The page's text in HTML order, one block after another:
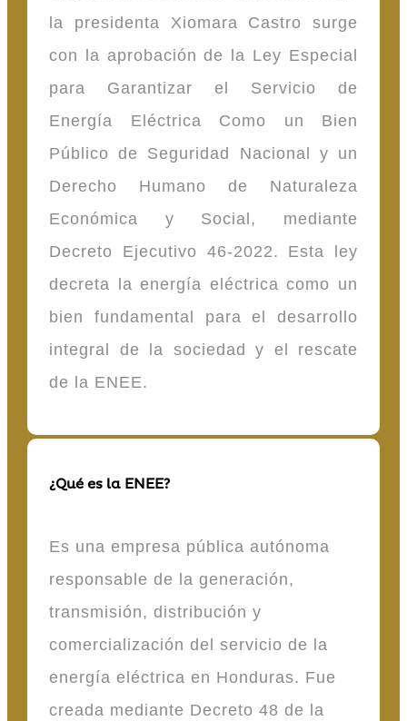
la presidenta Xiomara Castro surge
con la aprobación de la Ley Especial
para Garantizar el Servicio de
Energía Eléctrica Como un Bien
Público de Seguridad Nacional y un
Derecho Humano de Naturaleza
Económica y Social, mediante
Decreto Ejecutivo 46-2022. Esta ley
decreta la energía eléctrica como un
bien fundamental para el desarrollo
integral de la sociedad y el rescate
de la ENEE.
¿Qué es la ENEE?
Es una empresa pública autónoma
responsable de la generación,
transmisión, distribución y
comercialización del servicio de la
energía eléctrica en Honduras. Fue
creada mediante Decreto 48 de la